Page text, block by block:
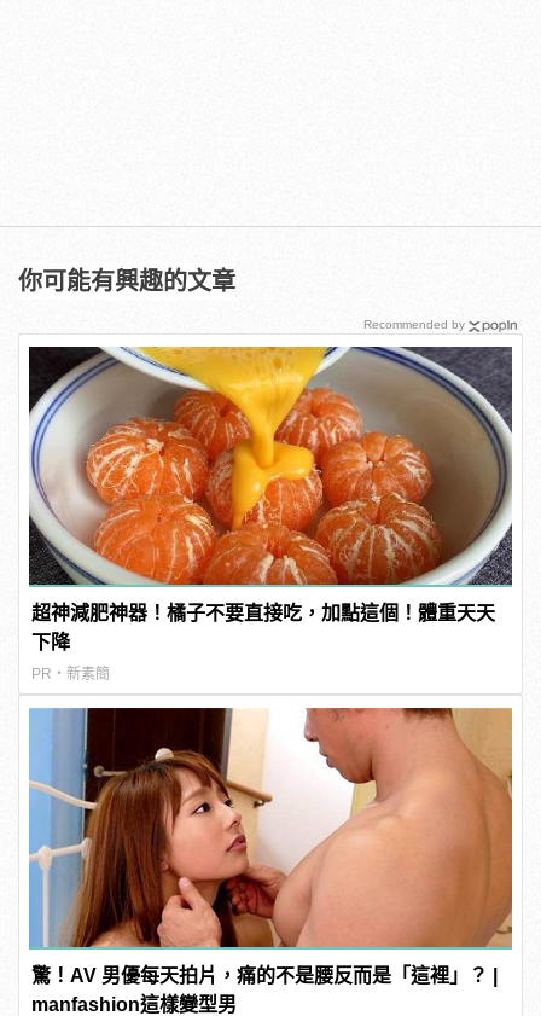
你可能有興趣的文章
超神減肥神器！橘子不要直接吃，加點這個！體重天天
下降
PR・新素簡
驚！AV 男優每天拍片，痛的不是腰反而是「這裡」？ |
manfashion這樣變型男
Recommended by